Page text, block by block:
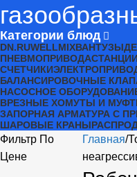
Категории блюд
DN.RUWELLMIXВАНТУЗЫ
ПНЕВМОПРИВОДА
СЧЕТЧИКИ
БАЛАНСИРОВОЧНЫЕ
НАСОСНОЕ
ВРЕЗНЫЕ ХОМУТЫ И
ЗАПОРНАЯ АРМАТУРА С
ШАРОВЫЕ КРАНЫ
Фильтр По
Цене
Главная